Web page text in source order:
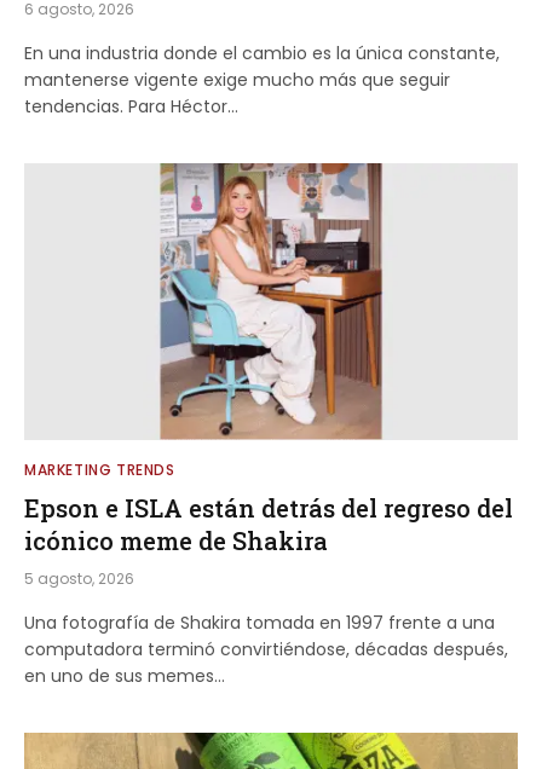
6 agosto, 2026
En una industria donde el cambio es la única constante,
mantenerse vigente exige mucho más que seguir
tendencias. Para Héctor…
MARKETING TRENDS
Epson e ISLA están detrás del regreso del
icónico meme de Shakira
5 agosto, 2026
Una fotografía de Shakira tomada en 1997 frente a una
computadora terminó convirtiéndose, décadas después,
en uno de sus memes…